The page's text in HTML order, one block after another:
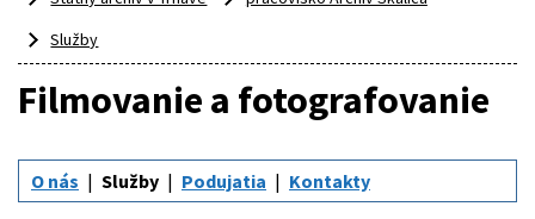
Služby
Filmovanie a fotografovanie
O nás Služby Podujatia Kontakty